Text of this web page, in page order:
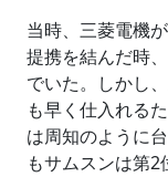
当時、三菱電機
提携を結んだ時
でいた。しかし
も早く仕入れる
は周知のように
もサムスンは第2